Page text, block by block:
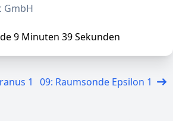
GmbH
9 Minuten 39 Sekunden
1 09: Raumsonde Epsilon 1